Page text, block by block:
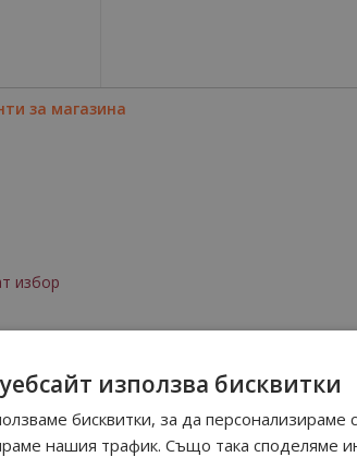
за магазина
избор
използва бисквитки
бисквитки, за да
нашия трафик. Също така споделяме